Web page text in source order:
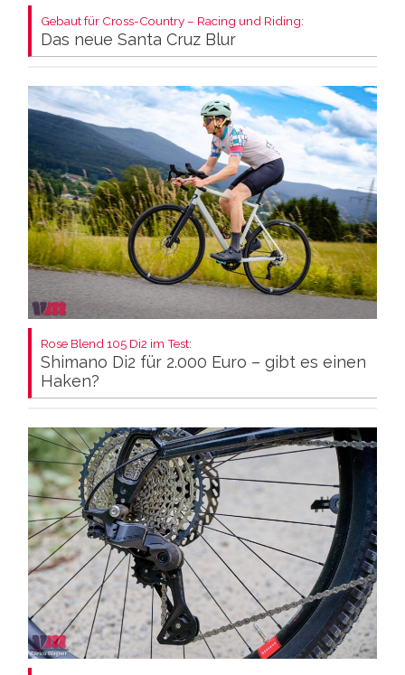
Gebaut für Cross-Country – Racing und Riding:
Das neue Santa Cruz Blur
Rose Blend 105 Di2 im Test:
Shimano Di2 für 2.000 Euro – gibt es einen
Haken?